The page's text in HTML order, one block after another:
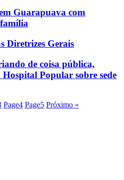
Guarapuava com
Diretrizes Gerais
de coisa pública,
Popular sobre sede
Page4 Page5 Próximo »